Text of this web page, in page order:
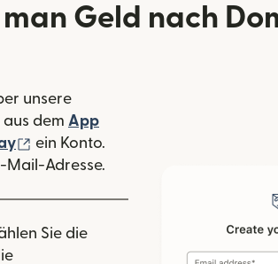
Geld nach
unsere
Fenster geöffnet)
dem App
Fenster geöffnet)
(wird in einem neuen Fenster
ein Konto.
Mail-Adresse.
Sie die